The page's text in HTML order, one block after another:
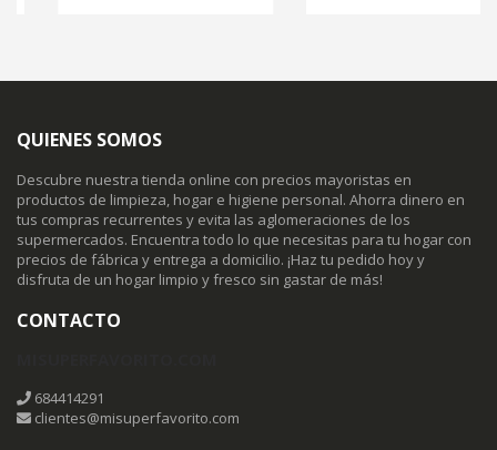
QUIENES SOMOS
Descubre nuestra tienda online con precios mayoristas en
productos de limpieza, hogar e higiene personal. Ahorra dinero en
tus compras recurrentes y evita las aglomeraciones de los
supermercados. Encuentra todo lo que necesitas para tu hogar con
precios de fábrica y entrega a domicilio. ¡Haz tu pedido hoy y
disfruta de un hogar limpio y fresco sin gastar de más!
CONTACTO
684414291
clientes@misuperfavorito.com